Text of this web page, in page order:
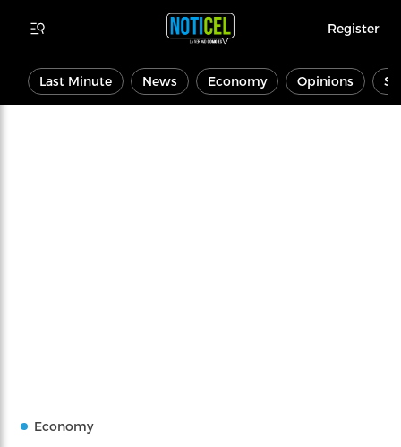
Register
Last Minute News Economy Opinions
Economy